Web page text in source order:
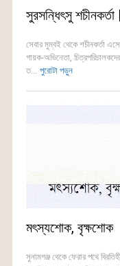
সুরসন্ধিৎসু
সেবার মুম্বই থেকে শচীনকর্তা
গায়ক-অভিনেতা,
ত... পুরোটা পড়ুন
মৎস্যশোক, বৃক্ষশোক
সুনামগঞ্জ থেকে ফেরার পথে